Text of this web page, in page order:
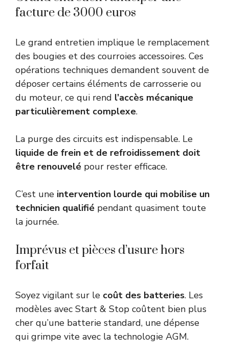
facture de 3000 euros
Le grand entretien implique le remplacement
des bougies et des courroies accessoires. Ces
opérations techniques demandent souvent de
déposer certains éléments de carrosserie ou
du moteur, ce qui rend l’accès mécanique
particulièrement complexe.
La purge des circuits est indispensable. Le
liquide de frein et de refroidissement doit
être renouvelé pour rester efficace.
C’est une intervention lourde qui mobilise un
technicien qualifié pendant quasiment toute
la journée.
Imprévus et pièces d’usure hors
forfait
Soyez vigilant sur le coût des batteries. Les
modèles avec Start & Stop coûtent bien plus
cher qu’une batterie standard, une dépense
qui grimpe vite avec la technologie AGM.